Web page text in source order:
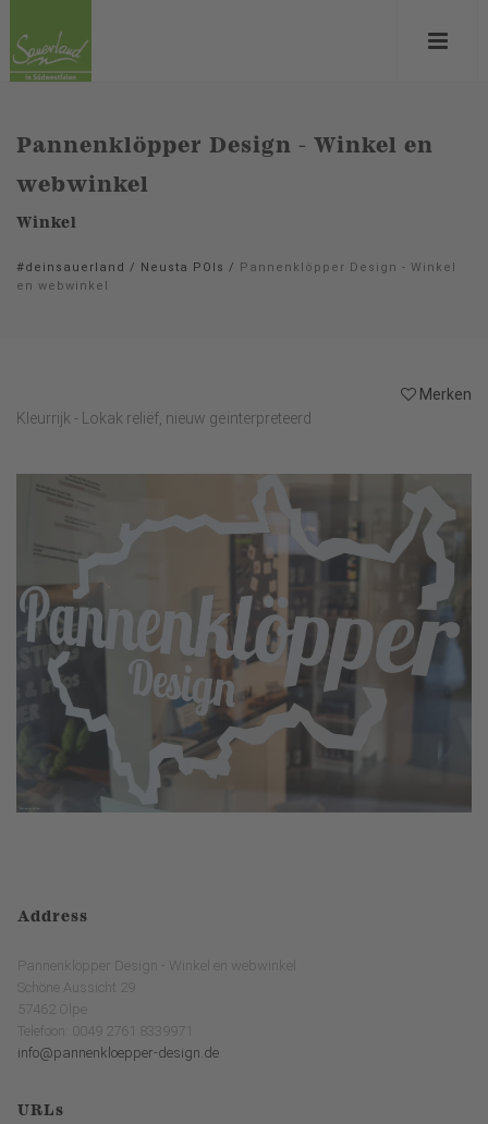
Pannenklöpper Design - Winkel en
webwinkel
Winkel
#deinsauerland / Neusta POIs / Pannenklöpper Design - Winkel
en webwinkel
Merken
Kleurrijk - Lokak reliëf, nieuw geïnterpreteerd
Address
Pannenklöpper Design - Winkel en webwinkel
Schöne Aussicht 29
57462 Olpe
Telefoon: 0049 2761 8339971
info@pannenkloepper-design.de
URLs